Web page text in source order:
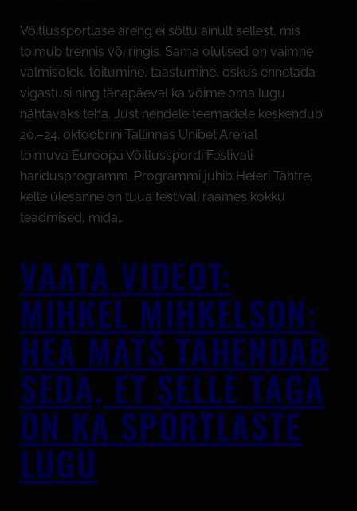
Võitlussportlase areng ei sõltu ainult sellest, mis
toimub trennis või ringis. Sama olulised on vaimne
valmisolek, toitumine, taastumine, oskus ennetada
vigastusi ning tänapäeval ka võime oma lugu
nähtavaks teha. Just nendele teemadele keskendub
20.–24. oktoobrini Tallinnas Unibet Arenal
toimuva Euroopa Võitlusspordi Festivali
haridusprogramm. Programmi juhib Heleri Tähtre,
kelle ülesanne on tuua festivali raames kokku
teadmised, mida…
VAATA VIDEOT:
MIHKEL MIHKELSON:
HEA MATŠ TÄHENDAB
SEDA, ET SELLE TAGA
ON KA SPORTLASTE
LUGU